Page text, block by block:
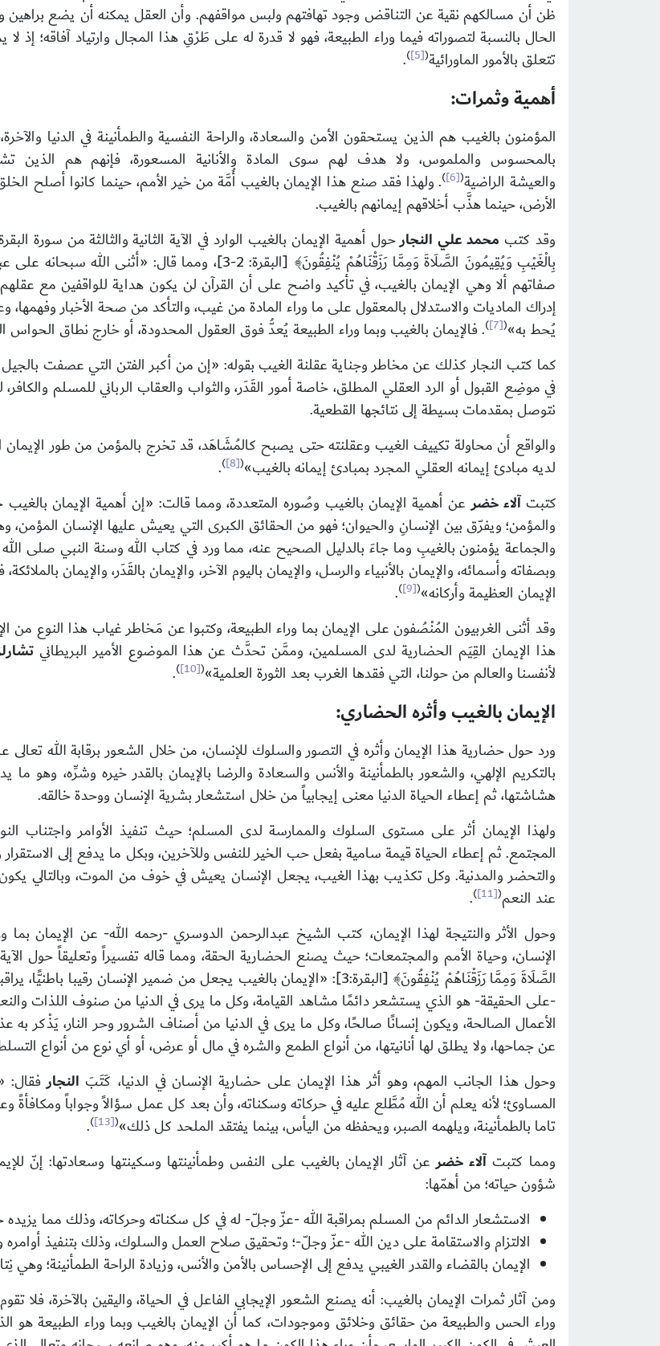
ظن أن مسالكهم نقية عن التناقض وجود تهافتهم ولبس مواقفهم. وأن العقل يمكنه أن يضع براهين
الحال بالنسبة لتصوراته فيما وراء الطبيعة، فهو لا قدرة له على طَرْقِ هذا المجال وارتياد آفاقه؛
تتعلق بالأمور الماورائية(
[5]
)
.
أهمية وثمرات:
المؤمنون بالغيب هم الذين يستحقون الأمن والسعادة، والراحة النفسية والطمأنينة في الدنيا
بالمحسوس والملموس، ولا هدف لهم سوى المادة والأنانية المسعورة، فإنهم هم الذين
والعيشة الراضية(
[6]
). ولهذا فقد صنع هذا الإيمان بالغيب أُمَّة من خير الأمم، حينما كانوا أصلح
الأرض، حينما هذَّب أخلاقهم إيمانهم بالغيب.
وقد كتب محمد علي النجارحول أهمية الإيمان بالغيب الوارد في الآية الثانية والثالثة من سورة
بِالْغَيْبِ وَيُقِيمُونَ الصَّلَاةَ وَمِمَّا رَزَقْنَاهُمْ يُنْفِقُونَ﴾ [البقرة: 2-
صفاتهم ألا وهي الإيمان بالغيب، في تأكيد واضح على أن القرآن لن يكون هداية للواقفين مع
إدراك الماديات والاستدلال بالمعقول على ما وراء المادة من غيب، والتأكد من صحة الأخبار
يُحط به»(
[7]
). فالإيمان بالغيب وبما وراء الطبيعة يُعدُّ فوق العقول المحدودة، أو خارج نطاق الحواس
كما كتب النجار كذلك عن مخاطر وجناية عقلنة الغيب بقوله: «إن من أكبر الفتن التي عصفت
في موضِع القبول أو الرد العقلي المطلق، خاصة أمور القَدَر، والثواب والعقاب الرباني للمسلم
نتوصل بمقدمات بسيطة إلى نتائجها القطعية.
والواقع أن محاولة تكييف الغيب وعقلنته حتى يصبح كالمُشَاهَد، قد تخرج بالمؤمن من طور
لديه مبادئ إيمانه العقلي المجرد بمبادئ إيمانه بالغيب»(
[8]
)
.
كتبتآلاء خضرعن أهمية الإيمان بالغيب وصُوره المتعددة، ومما قالت: «إن أهمية الإيمان بالغيب
والمؤمن؛ ويفرّق بين الإنسانِ والحيوان؛ فهو من الحقائق الكبرى التي يعيش عليها الإنسان
والجماعة يؤمنون بالغيبِ وما جاءَ بالدليل الصحيح عنه، مما ورد في كتاب الله وسنة النبي صلى الله
وبصفاته وأسمائه، والإيمان بالأنبياء والرسل، والإيمان باليوم الآخر، والإيمان بالقَدَر، والإيمان
الإيمان العظيمة وأركانه»(
[9]
)
.
وقد أثنى الغربيون المُنْصُفون على الإيمان بما وراء الطبيعة، وكتبوا عن مَخاطر غياب هذا النوع
هذا الإيمان القِيَم الحضارية لدى المسلمين، وممَّن تحدَّث عن هذا الموضوع الأمير البريطاني
لأنفسنا والعالم من حولنا، التي فقدها الغرب بعد الثورة العلمية»(
[10]
)
.
الإيمان بالغيب وأثره الحضاري:
ورد حول حضارية هذا الإيمان وأثره في التصور والسلوك للإنسان، من خلال الشعور برقابة الله
بالتكريم الإلهي، والشعور بالطمأنينة والأنس والسعادة والرضا بالإيمان بالقدر خيره وشرِّه، وهو
هشاشتها، ثم إعطاء الحياة الدنيا معنى إيجابياً من خلال استشعار بشرية الإنسان ووحدة خالقه.
ولهذا الإيمان أثر على مستوى السلوك والممارسة لدى المسلم؛ حيث تنفيذ الأوامر واجتناب
المجتمع. ثم إعطاء الحياة قيمة سامية بفعل حب الخير للنفس وللآخرين، وبكل ما يدفع إلى الاستقرار
والتحضر والمدنية. وكل تكذيب بهذا الغيب، يجعل الإنسان يعيش في خوف من الموت، وبالتالي
عند النعم(
[11]
)
.
وحول الأثر والنتيجة لهذا الإيمان، كتب الشيخ عبدالرحمن الدوسري -رحمه الله- عن الإيمان بما
الإنسان، وحياة الأمم والمجتمعات؛ حيث يصنع الحضارية الحقة، ومما قاله تفسيراً وتعليقاً حول
الصَّلَاةَ وَمِمَّا رَزَقْنَاهُمْ يُنْفِقُونَ﴾ [البقرة:3]: «الإيمان بالغيب يجعل من ضمير
-على الحقيقة- هو الذي يستشعر دائمًا مشاهد القيامة، وكل ما يرى في الدنيا من صنوف اللذات
الأعمال الصالحة، ويكون إنسانًا صالحًا، وكل ما يرى في الدنيا من أصناف الشرور وحر النار،
عن جماحها، ولا يطلق لها أنانيتها، من أنواع الطمع والشره في مال أو عرض، أو أي نوع من أنواع
وحول هذا الجانب المهم، وهو أثر هذا الإيمان على حضارية الإنسان في الدنيا، كَتَبَ النجارفقال:
المساوئ؛ لأنه يعلم أن الله مُطَّلع عليه في حركاته وسكناته، وأن بعد كل عمل سؤالاً وجواباً ومكافأةً
تاما بالطمأنينة، ويلهمه الصبر، ويحفظه من اليأس، بينما يفتقد الملحد كل ذلك»(
[13]
)
.
ومما كتبتآلاء خضرعن آثار الإيمان بالغيب على النفس وطمأنينتها وسكينتها وسعادتها: إنّ
شؤون حياته؛ من أهمّها:
الاستشعار الدائم من المسلم بمراقبة الله -عزّ وجلّ- له في كل سكناته وحركاته، وذلك مما
الالتزام والاستقامة على دين الله -عزّ وجلّ-؛ وتحقيق صلاح العمل والسلوك، وذلك بتنفيذ أوامره
الإيمان بالقضاء والقدر الغيبي يدفع إلى الإحساس بالأمن والأنس، وزيادة الراحة الطمأنينة؛
ومن آثار ثمرات الإيمان بالغيب: أنه يصنع الشعور الإيجابي الفاعل في الحياة، واليقين بالآخرة، فلا
وراء الحس والطبيعة من حقائق وخلائق وموجودات، كما أن الإيمان بالغيب وبما وراء الطبيعة هو